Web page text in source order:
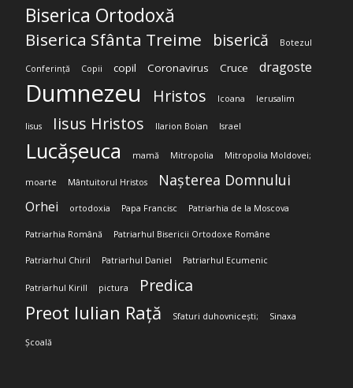
Biserica Ortodoxă
Biserica Sfânta Treime biserică Botezul
Conferință Copii copil Coronavirus Cruce dragoste
Dumnezeu Hristos Icoana Ierusalim
Iisus Iisus Hristos Ilarion Boian Israel
Lucășeuca mamă Mitropolia Mitropolia Moldovei;
moarte Mântuitorul Hristos Nașterea Domnului
Orhei ortodoxia Papa Francisc Patriarhia de la Moscova
Patriarhia Română Patriarhul Bisericii Ortodoxe Române
Patriarhul Chiril Patriarhul Daniel Patriarhul Ecumenic
Patriarhul Kirill pictura Predica
Preot Iulian Rață Sfaturi duhovnicești; Sinaxa
Școală